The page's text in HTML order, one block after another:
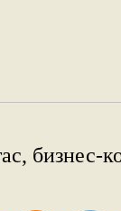
бизнес-